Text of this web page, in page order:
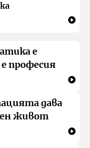
е
професия
дава
живот